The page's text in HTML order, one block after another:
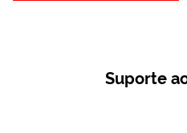
Suporte